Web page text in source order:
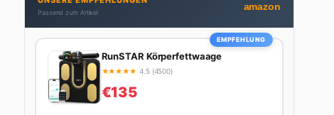
Promi-Welt aufspürt oder die besten Lifestyle-
Empfehlungen zusammenstellt, findet man ihn
beim Wandern in den Schweizer Alpen, am Grill mit
Freunden oder auf der Suche nach dem perfekten
Espresso. Sein Motto: Lieber einmal richtig als
zehnmal halb.
Passend zum Artikel
amazon
EMPFEHLUNG
RunSTAR Körperfettwaage
★★★★★ 4.5 (4500)
€135